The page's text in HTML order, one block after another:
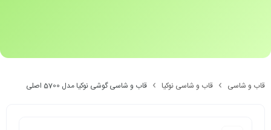
قاب و شاسی قاب و شاسی نوکیا قاب و شاسی گوشی نوکیا مدل 5700 اصلی